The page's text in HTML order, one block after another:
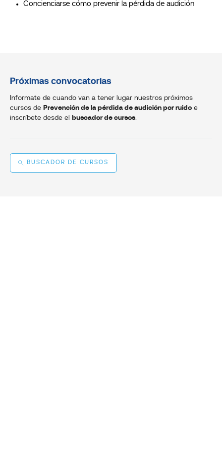
Concienciarse cómo prevenir la pérdida de audición
Próximas convocatorias
Informate de cuando van a tener lugar nuestros próximos
cursos de Prevención de la pérdida de audición por ruido e
inscríbete desde el buscador de cursos.
BUSCADOR DE CURSOS